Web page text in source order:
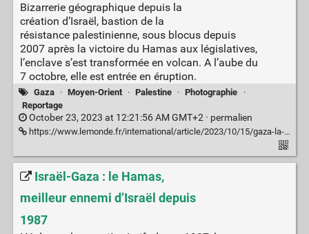
Bizarrerie géographique depuis la
création d’Israël, bastion de la
résistance palestinienne, sous blocus depuis
2007 après la victoire du Hamas aux législatives,
l’enclave s’est transformée en volcan. A l’aube du
7 octobre, elle est entrée en éruption.
Gaza · Moyen-Orient · Palestine · Photographie
·
Reportage
October 23, 2023 at 12:21:56 AM GMT+2 · permalien
https://www.lemonde.fr/international/article/2023/10/15/gaza-la-fabrique-d-une-poudriere_6194561_3210.html
Israël-Gaza : le Hamas,
meilleur ennemi d’Israël depuis
1987